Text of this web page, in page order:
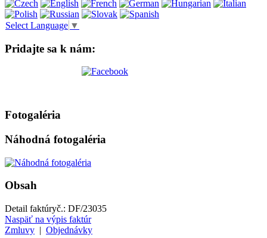
Select Language ▼
Pridajte sa k nám:
Fotogaléria
Náhodná fotogaléria
Obsah
Detail faktúryč.: DF/23035
Naspäť na výpis faktúr
Zmluvy | Objednávky